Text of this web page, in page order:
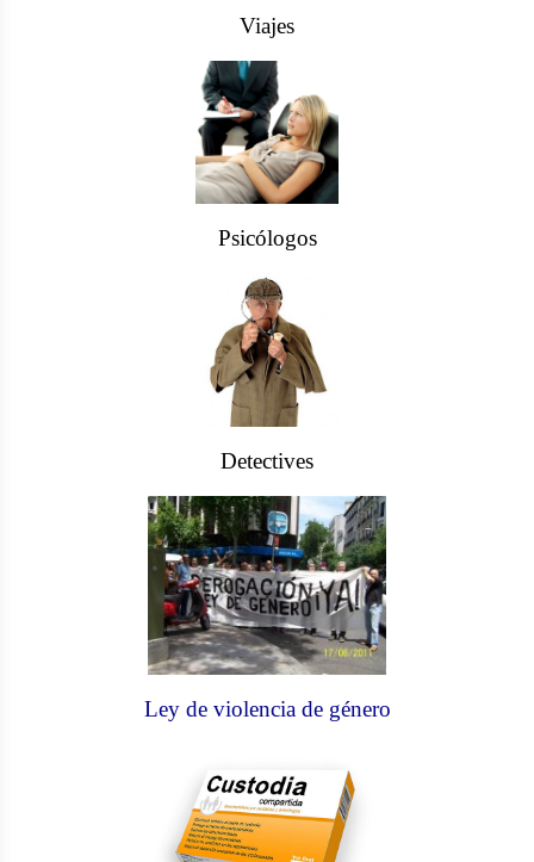
Viajes
Psicólogos
Detectives
Ley de violencia de género